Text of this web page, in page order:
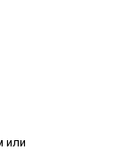
или